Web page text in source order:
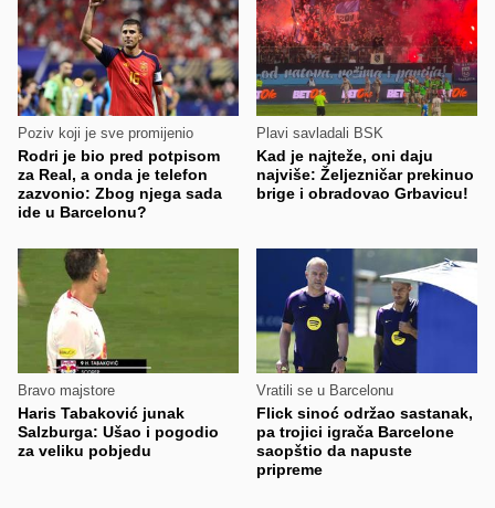
Poziv koji je sve promijenio
Rodri je bio pred potpisom
za Real, a onda je telefon
zazvonio: Zbog njega sada
ide u Barcelonu?
Plavi savladali BSK
Kad je najteže, oni daju
najviše: Željezničar prekinuo
brige i obradovao Grbavicu!
Bravo majstore
Haris Tabaković junak
Salzburga: Ušao i pogodio
za veliku pobjedu
Vratili se u Barcelonu
Flick sinoć održao sastanak,
pa trojici igrača Barcelone
saopštio da napuste
pripreme